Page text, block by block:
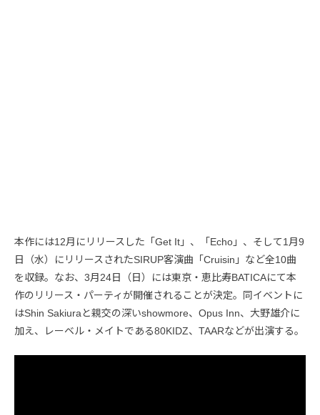
本作には12月にリリースした「Get It」、「Echo」、そして1月9
日（水）にリリースされたSIRUP客演曲「Cruisin」など全10曲
を収録。なお、3月24日（日）には東京・恵比寿BATICAにて本
作のリリース・パーティが開催されることが決定。同イベントに
はShin Sakiuraと親交の深いshowmore、Opus Inn、大野雄介に
加え、レーベル・メイトである80KIDZ、TAARなどが出演する。